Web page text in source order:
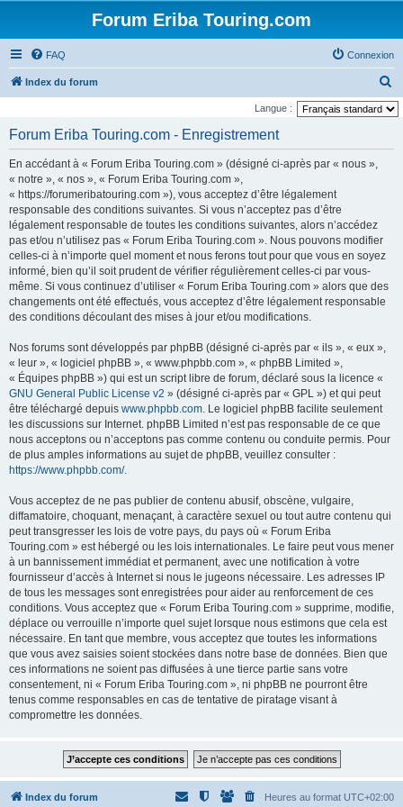
Forum Eriba Touring.com
FAQ Connexion
Index du forum
e
Langue :
Forum Eriba Touring.com - Enregistrement
En accédant à « Forum Eriba Touring.com » (désigné ci-après par « nous »,
« notre », « nos », « Forum Eriba Touring.com »,
« https://forumeribatouring.com »), vous acceptez d’être légalement
responsable des conditions suivantes. Si vous n’acceptez pas d’être
légalement responsable de toutes les conditions suivantes, alors n’accédez
pas et/ou n’utilisez pas « Forum Eriba Touring.com ». Nous pouvons modifier
celles-ci à n’importe quel moment et nous ferons tout pour que vous en soyez
informé, bien qu’il soit prudent de vérifier régulièrement celles-ci par vous-
même. Si vous continuez d’utiliser « Forum Eriba Touring.com » alors que des
changements ont été effectués, vous acceptez d’être légalement responsable
des conditions découlant des mises à jour et/ou modifications.
Nos forums sont développés par phpBB (désigné ci-après par « ils », « eux »,
« leur », « logiciel phpBB », « www.phpbb.com », « phpBB Limited »,
« Équipes phpBB ») qui est un script libre de forum, déclaré sous la licence «
GNU General Public License v2 » (désigné ci-après par « GPL ») et qui peut
être téléchargé depuis www.phpbb.com. Le logiciel phpBB facilite seulement
les discussions sur Internet. phpBB Limited n’est pas responsable de ce que
nous acceptons ou n’acceptons pas comme contenu ou conduite permis. Pour
de plus amples informations au sujet de phpBB, veuillez consulter :
https://www.phpbb.com/.
Vous acceptez de ne pas publier de contenu abusif, obscène, vulgaire,
diffamatoire, choquant, menaçant, à caractère sexuel ou tout autre contenu qui
peut transgresser les lois de votre pays, du pays où « Forum Eriba
Touring.com » est hébergé ou les lois internationales. Le faire peut vous mener
à un bannissement immédiat et permanent, avec une notification à votre
fournisseur d’accès à Internet si nous le jugeons nécessaire. Les adresses IP
de tous les messages sont enregistrées pour aider au renforcement de ces
conditions. Vous acceptez que « Forum Eriba Touring.com » supprime, modifie,
déplace ou verrouille n’importe quel sujet lorsque nous estimons que cela est
nécessaire. En tant que membre, vous acceptez que toutes les informations
que vous avez saisies soient stockées dans notre base de données. Bien que
ces informations ne soient pas diffusées à une tierce partie sans votre
consentement, ni « Forum Eriba Touring.com », ni phpBB ne pourront être
tenus comme responsables en cas de tentative de piratage visant à
compromettre les données.
Index du forum Heures au format UTC+02:00